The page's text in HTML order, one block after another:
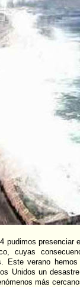
pudimos presenciar
cuyas
Este verano
Unidos un
más